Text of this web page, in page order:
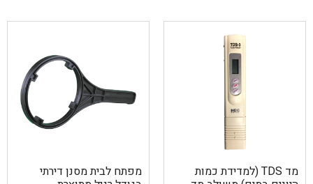
מד TDS (למדידת כמות מפתח לבית מסנן דירתי